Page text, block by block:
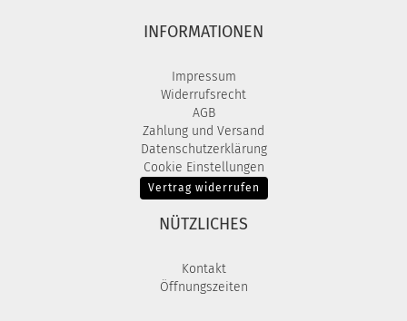
INFORMATIONEN
Impressum
Widerrufsrecht
AGB
Zahlung und Versand
Datenschutzerklärung
Cookie Einstellungen
Vertrag widerrufen
NÜTZLICHES
Kontakt
Öffnungszeiten